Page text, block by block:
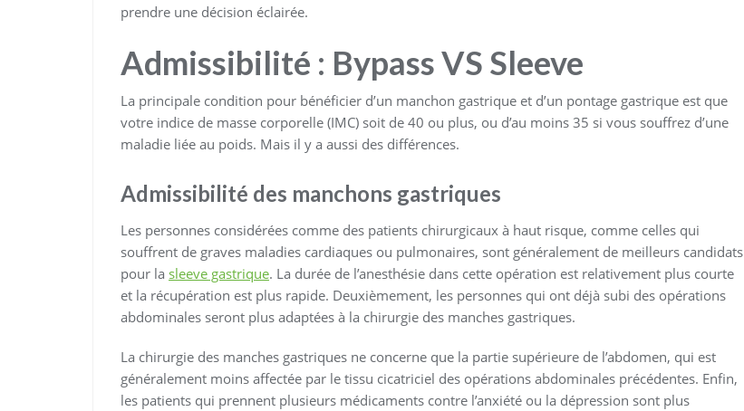
prendre une décision éclairée.
Admissibilité : Bypass VS Sleeve
La principale condition pour bénéficier d’un manchon gastrique et d’un pontage gastrique est que
votre indice de masse corporelle (IMC) soit de 40 ou plus, ou d’au moins 35 si vous souffrez d’une
maladie liée au poids. Mais il y a aussi des différences.
Admissibilité des manchons gastriques
Les personnes considérées comme des patients chirurgicaux à haut risque, comme celles qui
souffrent de graves maladies cardiaques ou pulmonaires, sont généralement de meilleurs candidats
pour la sleeve gastrique. La durée de l’anesthésie dans cette opération est relativement plus courte
et la récupération est plus rapide. Deuxièmement, les personnes qui ont déjà subi des opérations
abdominales seront plus adaptées à la chirurgie des manches gastriques.
La chirurgie des manches gastriques ne concerne que la partie supérieure de l’abdomen, qui est
généralement moins affectée par le tissu cicatriciel des opérations abdominales précédentes. Enfin,
les patients qui prennent plusieurs médicaments contre l’anxiété ou la dépression sont plus